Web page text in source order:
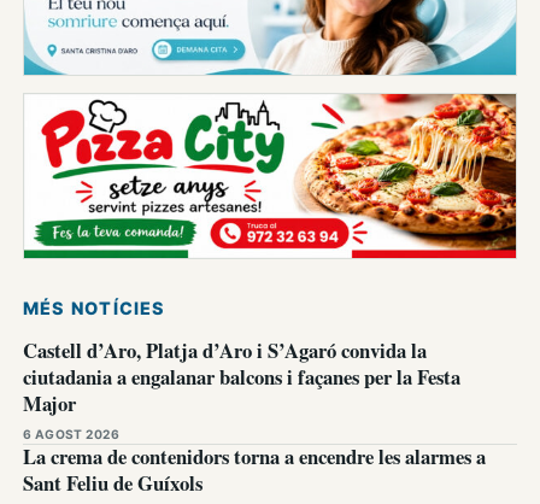
MÉS NOTÍCIES
Castell d’Aro, Platja d’Aro i S’Agaró convida la
ciutadania a engalanar balcons i façanes per la Festa
Major
6 AGOST 2026
La crema de contenidors torna a encendre les alarmes a
Sant Feliu de Guíxols